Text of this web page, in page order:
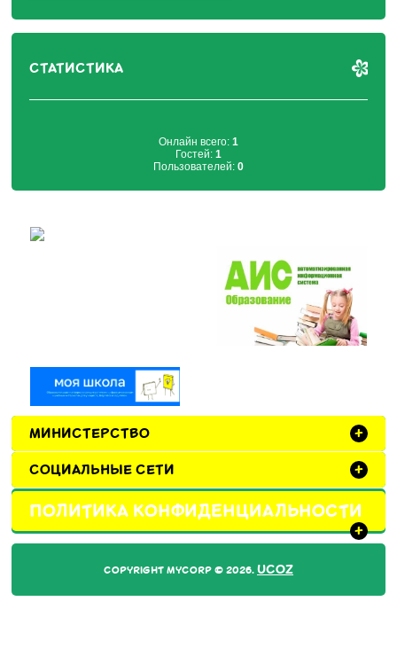
СТАТИСТИКА
Онлайн всего: 1
Гостей: 1
Пользователей: 0
МИНИСТЕРСТВО +
СОЦИАЛЬНЫЕ СЕТИ +
ПОЛИТИКА КОНФИДЕНЦИАЛЬНОСТИ
+
COPYRIGHT MYCORP © 2026. UCOZ